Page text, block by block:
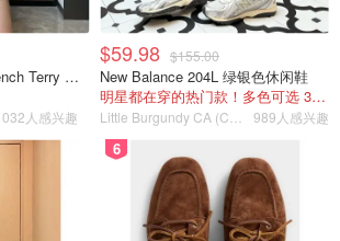
Polo Ralph Lauren French Terry 女童连帽卫衣 7-16码
人感兴趣
$59.98 $155.00
New Balance 204L 绿银色休闲鞋
明星都在穿的热门款！多色可选 3.8折
989人感兴趣
6